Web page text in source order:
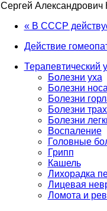
Сергей Александрович
« В СССР
Действие
Терапевтический
Болезни уха
Болезни носа
Болезни
Болезни
Болезни
Воспаление
Головные
Грипп
Кашель
Лихорадка
Лицевая
Ломота и